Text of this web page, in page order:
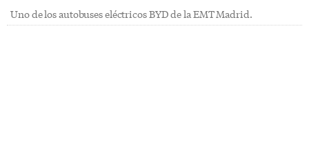
Uno de los autobuses eléctricos BYD de la EMT Madrid.